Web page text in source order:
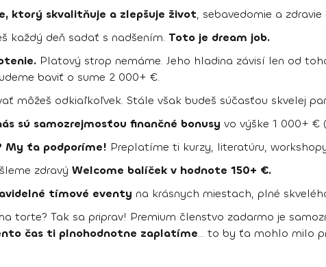
ktorý skvalitňuje a zlepšuje život, sebavedomie a
každý deň sadať s nadšením. Toto je dream job.
Platový strop nemáme. Jeho hladina závisí len od
baviť o sume 2 000+ €.
môžeš odkiaľkoľvek. Stále však budeš súčasťou skvelej
sú samozrejmosťou finančné bonusy vo výške 1 000+ €
My ťa podporíme! Preplatíme ti kurzy, literatúru,
zdravý Welcome balíček v hodnote 150+ €.
tímové eventy na krásnych miestach, plné
torte? Tak sa priprav! Premium členstvo zadarmo je
čas ti plnohodnotne zaplatíme… to by ťa mohlo milo